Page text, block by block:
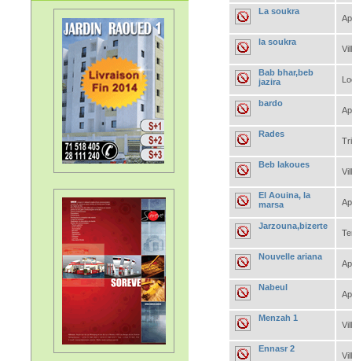
La soukra
la soukra
Bab bhar,beb
jazira
bardo
Rades
Beb lakoues
El Aouina, la
marsa
Jarzouna,bizerte
Nouvelle ariana
Nabeul
Menzah 1
Ennasr 2